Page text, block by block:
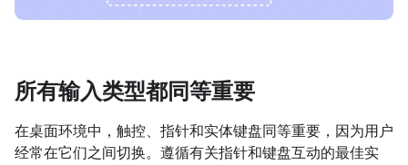
所有输入类型都同等重要
在桌面环境中，触控、指针和实体键盘同等重要，因为用户
经常在它们之间切换。遵循有关指针和键盘互动的最佳实